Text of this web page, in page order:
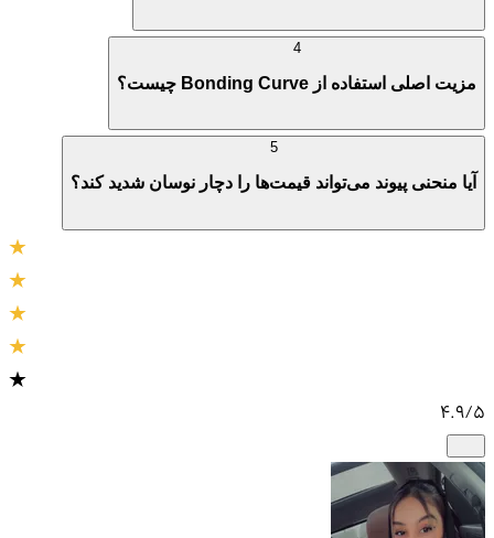
مزیت اصلی استفاده از Bonding Curve چیست؟
آیا منحنی پیوند می‌تواند قیمت‌ها را دچار نوسان شدید کند؟
4.9/5